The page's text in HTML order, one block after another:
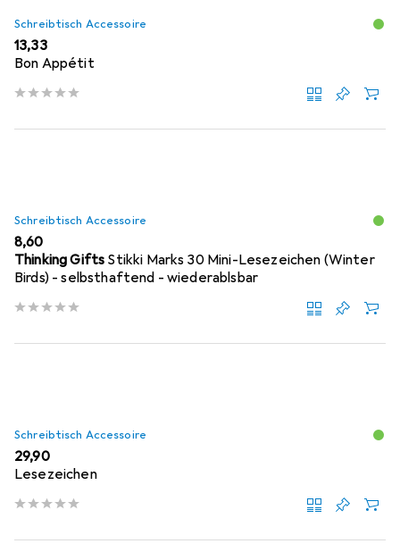
Schreibtisch Accessoire
EUR
13,33
Bon Appétit
Schreibtisch Accessoire
EUR
8,60
Thinking Gifts Stikki Marks 30 Mini-Lesezeichen (Winter
Birds) - selbsthaftend - wiederablsbar
Schreibtisch Accessoire
EUR
29,90
Lesezeichen